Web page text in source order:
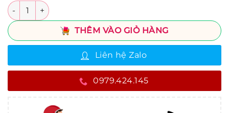
Số lượng
THÊM VÀO GIỎ HÀNG
Liên hệ Zalo
0979.424.145